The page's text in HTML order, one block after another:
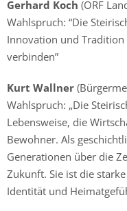
Gerhard Koch (ORF
Wahlspruch: “Die
Innovation und
verbinden”
Kurt Wallner
Wahlspruch: „Die
Lebensweise, die
Bewohner. Als
Generationen über die
Zukunft. Sie ist die
Identität und